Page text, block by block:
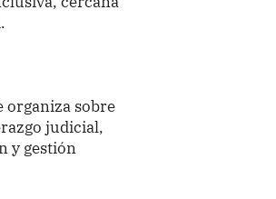
organiza sobre
judicial,
y gestión